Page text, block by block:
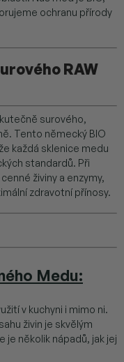
ochranu přírody
RAW
surového,
Tento německý BIO
každá sklenice medu
standardů. Při
živiny a enzymy,
zdravotní přínosy.
Medu:
v kuchyni i mimo ni.
živin je skvělým
je několik nápadů, jak jej